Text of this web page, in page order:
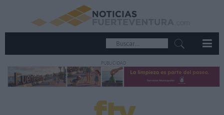
PUBLICIDAD